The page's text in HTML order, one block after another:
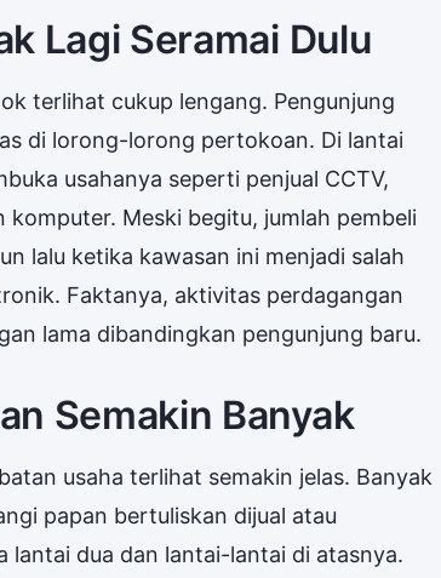
Lagi Seramai Dulu
terlihat cukup lengang. Pengunjung
di lorong-lorong pertokoan. Di lantai
usahanya seperti penjual CCTV,
Meski begitu, jumlah pembeli
lalu ketika kawasan ini menjadi salah
Faktanya, aktivitas perdagangan
lama dibandingkan pengunjung baru.
Semakin Banyak
usaha terlihat semakin jelas. Banyak
papan bertuliskan dijual atau
lantai dua dan lantai-lantai di atasnya.